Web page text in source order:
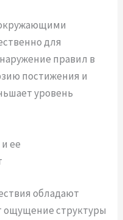
для
правил в
постижения и
уровень
ее
обладают
ощущение структуры